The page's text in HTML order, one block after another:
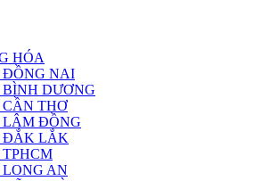
HÓA
ĐỒNG NAI
DƯƠNG
THƠ
LÂM ĐỒNG
ĐẮK LẮK
AN